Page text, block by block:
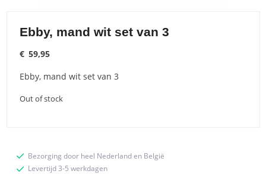
Ebby, mand wit set van 3
€ 59,95
Ebby, mand wit set van 3
Out of stock
Bezorging door heel Nederland en België
Levertijd 3-5 werkdagen